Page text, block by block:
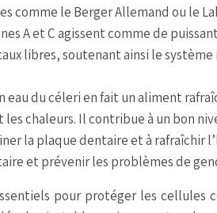
comme le Berger Allemand ou le
A et C agissent comme de
libres, soutenant ainsi le
eau du céleri en fait un aliment
chaleurs. Il contribue à un bon
la plaque dentaire et à rafraîchir
et prévenir les problèmes de
pour protéger les cellules